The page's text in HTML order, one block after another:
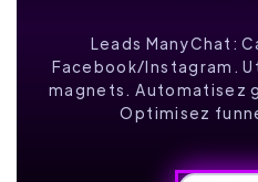
Leads ManyChat:
Facebook/Instagram.
magnets. Automatisez
Optimisez